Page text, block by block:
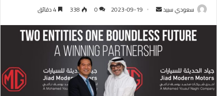
سعودي سبيد
س
ل
ب
2023-09-19
0
338